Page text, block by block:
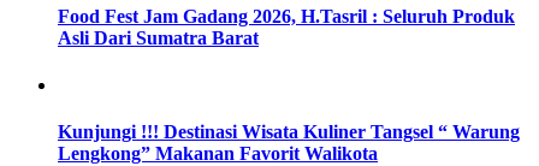
Food Fest Jam Gadang 2026, H.Tasril : Seluruh Produk
Asli Dari Sumatra Barat
Kunjungi !!! Destinasi Wisata Kuliner Tangsel “ Warung
Lengkong” Makanan Favorit Walikota